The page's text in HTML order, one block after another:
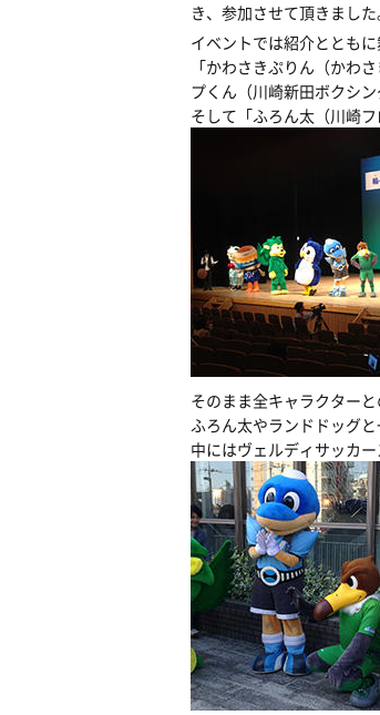
き、参加させて頂きました
イベントでは紹介ととも
「かわさきぷりん（かわ
プくん（川崎新田ボクシ
そして「ふろん太（川崎
そのまま全キャラクター
ふろん太やランドドッグ
中にはヴェルディサッカ